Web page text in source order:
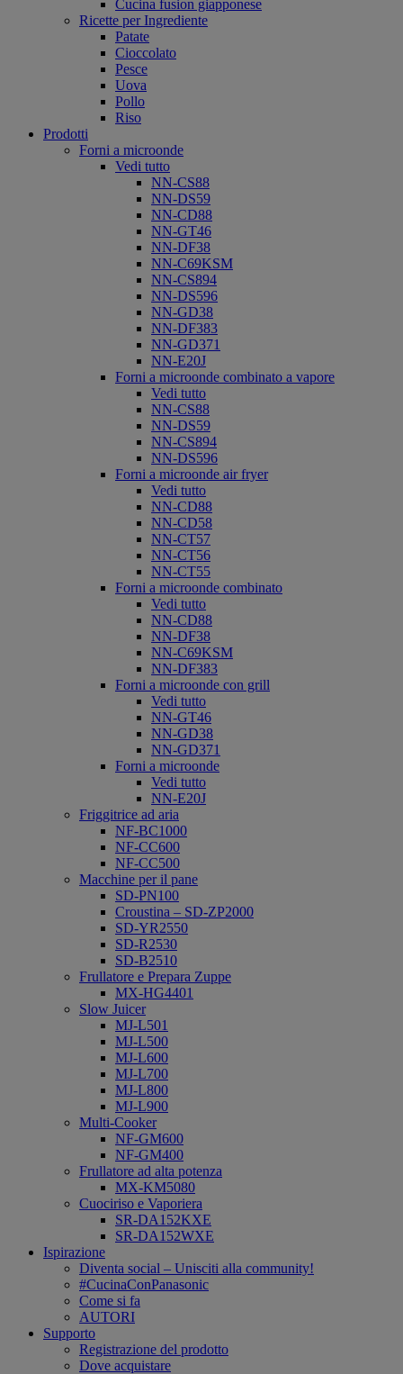
Cucina fusion giapponese
Ricette per Ingrediente
Patate
Cioccolato
Pesce
Uova
Pollo
Riso
Prodotti
Forni a microonde
Vedi tutto
NN-CS88
NN-DS59
NN-CD88
NN-GT46
NN-DF38
NN-C69KSM
NN-CS894
NN-DS596
NN-GD38
NN-DF383
NN-GD371
NN-E20J
Forni a microonde combinato a vapore
Vedi tutto
NN-CS88
NN-DS59
NN-CS894
NN-DS596
Forni a microonde air fryer
Vedi tutto
NN-CD88
NN-CD58
NN-CT57
NN-CT56
NN-CT55
Forni a microonde combinato
Vedi tutto
NN-CD88
NN-DF38
NN-C69KSM
NN-DF383
Forni a microonde con grill
Vedi tutto
NN-GT46
NN-GD38
NN-GD371
Forni a microonde
Vedi tutto
NN-E20J
Friggitrice ad aria
NF-BC1000
NF-CC600
NF-CC500
Macchine per il pane
SD-PN100
Croustina – SD-ZP2000
SD-YR2550
SD-R2530
SD-B2510
Frullatore e Prepara Zuppe
MX-HG4401
Slow Juicer
MJ-L501
MJ-L500
MJ-L600
MJ-L700
MJ-L800
MJ-L900
Multi-Cooker
NF-GM600
NF-GM400
Frullatore ad alta potenza
MX-KM5080
Cuociriso e Vaporiera
SR-DA152KXE
SR-DA152WXE
Ispirazione
Diventa social – Unisciti alla community!
#CucinaConPanasonic
Come si fa
AUTORI
Supporto
Registrazione del prodotto
Dove acquistare